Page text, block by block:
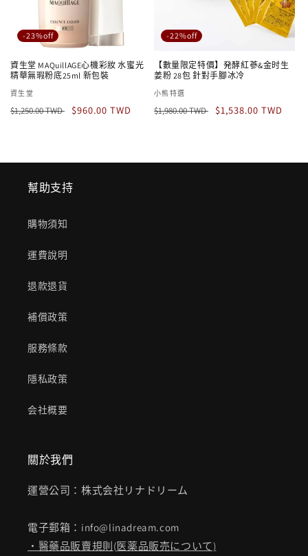
-23%off
資生堂 MAQuillAGE心機彩妝 水蜜光
精華無瑕粉底25ml 新包裝
廠
商：
資生堂
定
$1,250.00 TWD
售
$960.00 TWD
-22%off
【數量限定特價】発酵紅蔘&金时生
姜粉 28包 針對手腳冰冷
廠
商：
小熊特選
定
$1,980.00 TWD
售
$1,538.00 TWD
幫助支持
購物須知
運費說明
退款退貨
補償政策
服務條款
隱私政策
会社概要
關於我們
運營公司：株式会社リナドリーム
電子郵箱：info@linadream.com
・醫藥品販賣規則(医薬品販売について)